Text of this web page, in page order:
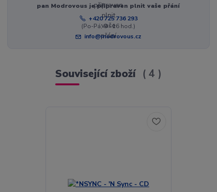
pan Modrovous je připraven plnit vaše přání
+420 725 736 293
(Po-Pá, 8 - 16 hod.)
info@modrovous.cz
Související zboží 4